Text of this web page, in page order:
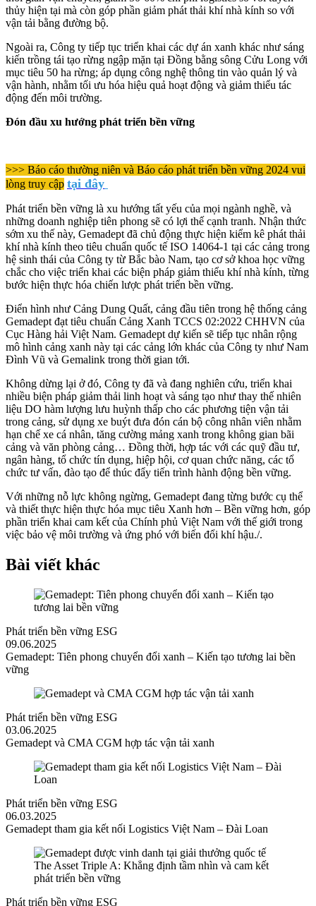
thủy hiện tại mà còn góp phần giảm phát thải khí nhà kính so với
vận tải bằng đường bộ.
Ngoài ra, Công ty tiếp tục triển khai các dự án xanh khác như sáng
kiến trồng tái tạo rừng ngập mặn tại Đồng bằng sông Cửu Long với
mục tiêu 50 ha rừng; áp dụng công nghệ thông tin vào quản lý và
vận hành, nhằm tối ưu hóa hiệu quả hoạt động và giảm thiểu tác
động đến môi trường.
Đón đầu xu hướng phát triển bền vững
>>> Báo cáo thường niên và Báo cáo phát triển bền vững 2024 vui
lòng truy cập tại đây
Phát triển bền vững là xu hướng tất yếu của mọi ngành nghề, và
những doanh nghiệp tiên phong sẽ có lợi thế cạnh tranh. Nhận thức
sớm xu thế này, Gemadept đã chủ động thực hiện kiểm kê phát thải
khí nhà kính theo tiêu chuẩn quốc tế ISO 14064-1 tại các cảng trong
hệ sinh thái của Công ty từ Bắc bào Nam, tạo cơ sở khoa học vững
chắc cho việc triển khai các biện pháp giảm thiểu khí nhà kính, từng
bước hiện thực hóa chiến lược phát triển bền vững.
Điển hình như Cảng Dung Quất, cảng đầu tiên trong hệ thống cảng
Gemadept đạt tiêu chuẩn Cảng Xanh TCCS 02:2022 CHHVN của
Cục Hàng hải Việt Nam. Gemadept dự kiến sẽ tiếp tục nhân rộng
mô hình cảng xanh này tại các cảng lớn khác của Công ty như Nam
Đình Vũ và Gemalink trong thời gian tới.
Không dừng lại ở đó, Công ty đã và đang nghiên cứu, triển khai
nhiều biện pháp giảm thải linh hoạt và sáng tạo như thay thế nhiên
liệu DO hàm lượng lưu huỳnh thấp cho các phương tiện vận tải
trong cảng, sử dụng xe buýt đưa đón cán bộ công nhân viên nhằm
hạn chế xe cá nhân, tăng cường mảng xanh trong không gian bãi
cảng và văn phòng cảng… Đồng thời, hợp tác với các quỹ đầu tư,
ngân hàng, tổ chức tín dụng, hiệp hội, cơ quan chức năng, các tổ
chức tư vấn, đào tạo để thúc đẩy tiến trình hành động bền vững.
Với những nỗ lực không ngừng, Gemadept đang từng bước cụ thể
và thiết thực hiện thực hóa mục tiêu Xanh hơn – Bền vững hơn, góp
phần triển khai cam kết của Chính phủ Việt Nam với thế giới trong
việc bảo vệ môi trường và ứng phó với biến đổi khí hậu./.
Bài viết khác
Phát triển bền vững ESG
09.06.2025
Gemadept: Tiên phong chuyển đổi xanh – Kiến tạo tương lai bền
vững
Phát triển bền vững ESG
03.06.2025
Gemadept và CMA CGM hợp tác vận tải xanh
Phát triển bền vững ESG
06.03.2025
Gemadept tham gia kết nối Logistics Việt Nam – Đài Loan
Phát triển bền vững ESG